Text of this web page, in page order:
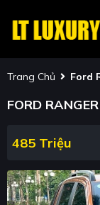
Trang Chủ Ford
FORD
485 Triệu